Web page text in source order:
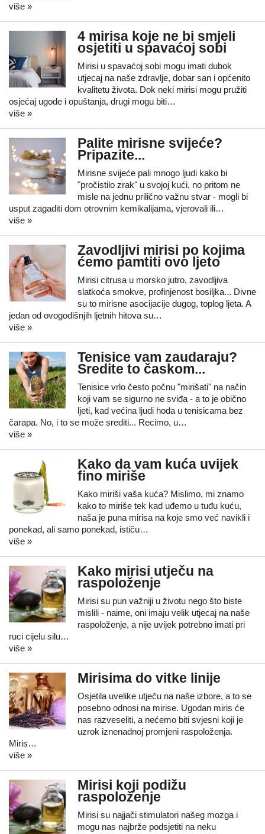
više »
4 mirisa koje ne bi smjeli
osjetiti u spavaćoj sobi
Mirisi u spavaćoj sobi mogu imati dubok
utjecaj na naše zdravlje, dobar san i općenito
kvalitetu života. Dok neki mirisi mogu pružiti
osjećaj ugode i opuštanja, drugi mogu biti…
više »
Palite mirisne svijeće?
Pripazite...
Mirisne svijeće pali mnogo ljudi kako bi
"pročistilo zrak" u svojoj kući, no pritom ne
misle na jednu prilično važnu stvar - mogli bi
usput zagaditi dom otrovnim kemikalijama, vjerovali ili…
više »
Zavodljivi mirisi po kojima
ćemo pamtiti ovo ljeto
Mirisi citrusa u morsko jutro, zavodljiva
slatkoća smokve, profinjenost bosiljka... Divne
su to mirisne asocijacije dugog, toplog ljeta. A
jedan od ovogodišnjih ljetnih hitova su…
više »
Tenisice vam zaudaraju?
Sredite to časkom...
Tenisice vrlo često počnu "mirišati" na način
koji vam se sigurno ne sviđa - a to je obično
ljeti, kad većina ljudi hoda u tenisicama bez
čarapa. No, i to se može srediti... Recimo, u…
više »
Kako da vam kuća uvijek
fino miriše
Kako miriši vaša kuća? Mislimo, mi znamo
kako to miriše tek kad uđemo u tuđu kuću,
naša je puna mirisa na koje smo već navikli i
ponekad, ali samo ponekad, ističu…
više »
Kako mirisi utječu na
raspoloženje
Mirisi su pun važniji u životu nego što biste
mislili - naime, oni imaju velik utjecaj na naše
raspoloženje, a nije uvijek potrebno imati pri
ruci cijelu silu…
više »
Mirisima do vitke linije
Osjetila uvelike utječu na naše izbore, a to se
posebno odnosi na mirise. Ugodan miris će
nas razveseliti, a nećemo biti svjesni koji je
uzrok iznenadnoj promjeni raspoloženja.
Miris…
više »
Mirisi koji podižu
raspoloženje
Mirisi su najjači stimulatori našeg mozga i
mogu nas najbrže podsjetiti na neku